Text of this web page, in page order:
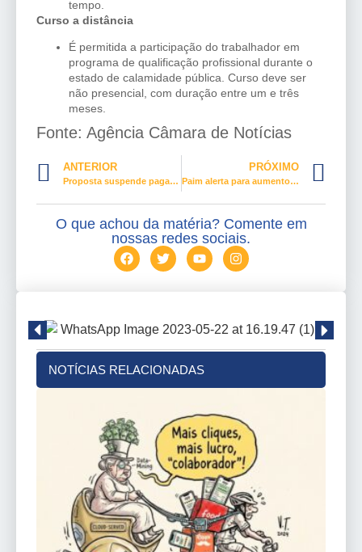
tempo.
Curso a distância
É permitida a participação do trabalhador em
programa de qualificação profissional durante o
estado de calamidade pública. Curso deve ser
não presencial, com duração entre um e três
meses.
Fonte: Agência Câmara de Notícias
ANTERIOR
Proposta suspende pagamento de acordo trabalhista durante pandemia
PRÓXIMO
Paim alerta para aumento da violência contra mulheres durante pandemia
O que achou da matéria? Comente em
nossas redes sociais.
NOTÍCIAS RELACIONADAS